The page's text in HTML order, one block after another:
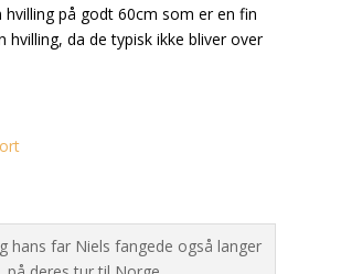
på godt 60cm som er en fin
hvilling, da de typisk ikke bliver over